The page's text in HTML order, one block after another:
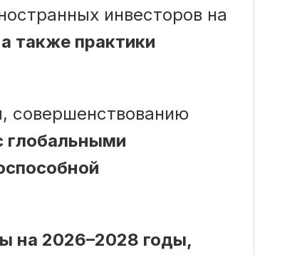
инвесторов на
также практики
совершенствованию
глобальными
на 2026–2028 годы,